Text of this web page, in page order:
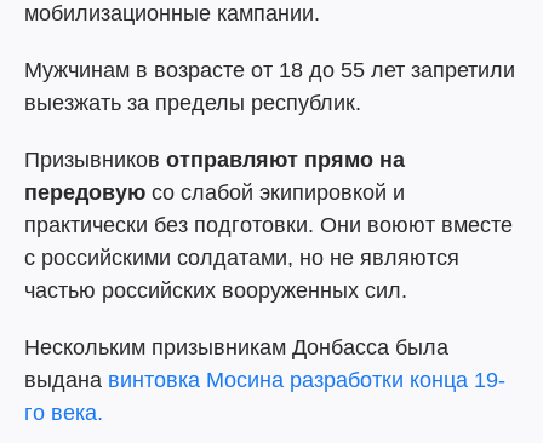
мобилизационные кампании.
Мужчинам в возрасте от 18 до 55 лет запретили
выезжать за пределы республик.
Призывников отправляют прямо на
передовую со слабой экипировкой и
практически без подготовки. Они воюют вместе
с российскими солдатами, но не являются
частью российских вооруженных сил.
Нескольким призывникам Донбасса была
выдана винтовка Мосина разработки конца 19-
го века.